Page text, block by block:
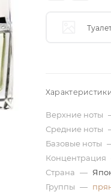
Верхние ноты
Средние ноты
Базовые ноты
Концентрация
Страна —
Группы —